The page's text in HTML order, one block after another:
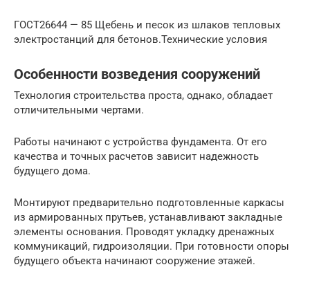
ГОСТ26644 — 85 Щебень и песок из шлаков тепловых
электростанций для бетонов.Технические условия
Особенности возведения сооружений
Технология строительства проста, однако, обладает
отличительными чертами.
Работы начинают с устройства фундамента. От его
качества и точных расчетов зависит надежность
будущего дома.
Монтируют предварительно подготовленные каркасы
из армированных прутьев, устанавливают закладные
элементы основания. Проводят укладку дренажных
коммуникаций, гидроизоляции. При готовности опоры
будущего объекта начинают сооружение этажей.